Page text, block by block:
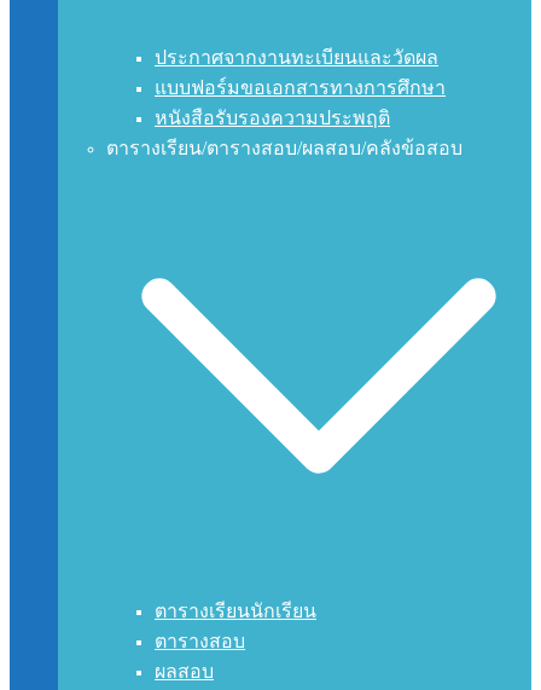
ประกาศจากงานทะเบียนและวัดผล
แบบฟอร์มขอเอกสารทางการศึกษา
หนังสือรับรองความประพฤติ
ตารางเรียน/ตารางสอบ/ผลสอบ/คลังข้อสอบ
ตารางเรียนนักเรียน
ตารางสอบ
ผลสอบ